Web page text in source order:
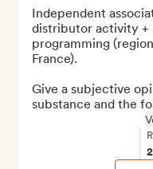
Independent
distributor activity +
programming
France).
Give a subjective
substance and the